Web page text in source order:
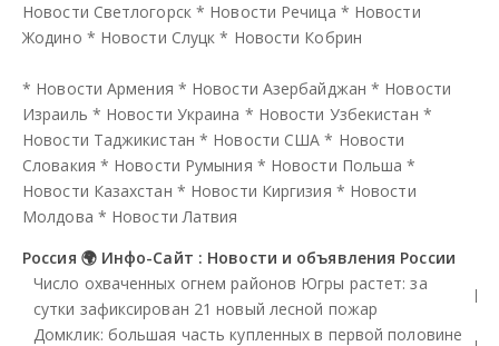
Новости Светлогорск* Новости Речица * Новости
Жодино * Новости Слуцк * Новости Кобрин
* Новости Армения * Новости Азербайджан * Новости
Израиль * Новости Украина * Новости Узбекистан *
Новости Таджикистан * Новости США * Новости
Словакия * Новости Румыния * Новости Польша *
Новости Казахстан * Новости Киргизия * Новости
Молдова * Новости Латвия
Россия 🌍 Инфо-Сайт : Новости и объявления России
Число охваченных огнем районов Югры растет: за
сутки зафиксирован 21 новый лесной пожар
Домклик: большая часть купленных в первой половине